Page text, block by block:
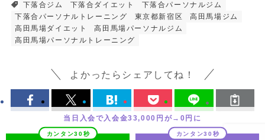
下落合ジム
下落合ダイエット
下落合パーソナルジム
下落合パーソナルトレーニング
東京都新宿区
高田馬場ジム
高田馬場ダイエット
高田馬場パーソナルジム
高田馬場パーソナルトレーニング
よかったらシェアしてね！
当日入会で入会金33,000円が→0円に